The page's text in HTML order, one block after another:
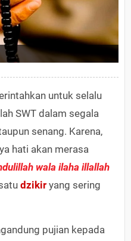
untuk selalu
SWT dalam segala
senang. Karena,
hati akan merasa
wala ilaha illallah
dzikir yang sering
pujian kepada